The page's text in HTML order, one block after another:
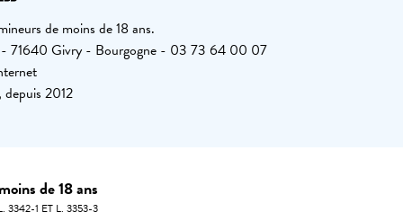
de moins de 18 ans.
71640 Givry - Bourgogne - 03 73 64 00 07
2012
de 18 ans
3342-1 ET L. 3353-3